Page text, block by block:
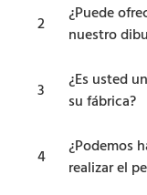
2
¿Puede
nuestro
3
¿Es usted
su fábrica?
4
¿Podemos
realizar el